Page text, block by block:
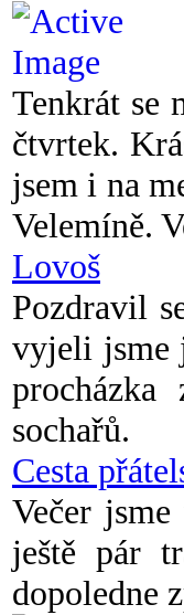
Tenkrát se
čtvrtek.
jsem i na
Velemíně.
Lovoš
Pozdravil
vyjeli jsme
sochařů.
Cesta
Večer
ještě pár
dopoledne